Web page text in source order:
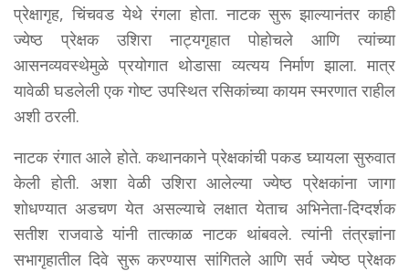
प्रेक्षागृह, चिंचवड येथे रंगला होता. नाटक सुरू झाल्यानंतर काही
ज्येष्ठ प्रेक्षक उशिरा नाट्यगृहात पोहोचले आणि त्यांच्या
आसनव्यवस्थेमुळे प्रयोगात थोडासा व्यत्यय निर्माण झाला. मात्र
यावेळी घडलेली एक गोष्ट उपस्थित रसिकांच्या कायम स्मरणात राहील
अशी ठरली.
नाटक रंगात आले होते. कथानकाने प्रेक्षकांची पकड घ्यायला सुरुवात
केली होती. अशा वेळी उशिरा आलेल्या ज्येष्ठ प्रेक्षकांना जागा
शोधण्यात अडचण येत असल्याचे लक्षात येताच अभिनेता-दिग्दर्शक
सतीश राजवाडे यांनी तात्काळ नाटक थांबवले. त्यांनी तंत्रज्ञांना
सभागृहातील दिवे सुरू करण्यास सांगितले आणि सर्व ज्येष्ठ प्रेक्षक